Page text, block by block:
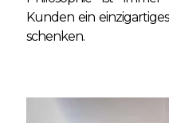
Kunden ein
schenken.